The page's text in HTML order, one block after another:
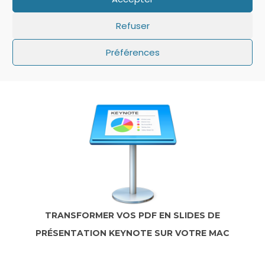
Refuser
Préférences
IOS: QUE FAIRE SI LE MINUTEUR NE S’AFFICHE
PAS SUR L’ÉCRAN DE VERROUILLAGE ?
TRANSFORMER VOS PDF EN SLIDES DE
PRÉSENTATION KEYNOTE SUR VOTRE MAC